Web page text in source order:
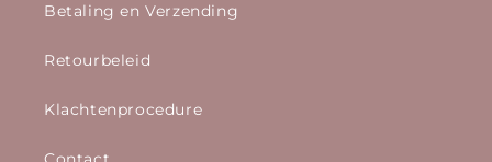
Betaling en Verzending
Retourbeleid
Klachtenprocedure